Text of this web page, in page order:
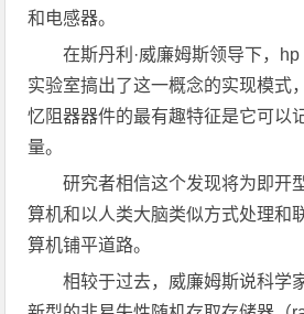
和电感器。
在斯丹利·威廉姆斯领导下，
实验室搞出了这一概念的实现模式
忆阻器器件的最有趣特征是它可以
量。
研究者相信这个发现将为即开
算机和以人类大脑类似方式处理和
算机铺平道路。
相较于过去，威廉姆斯说科学